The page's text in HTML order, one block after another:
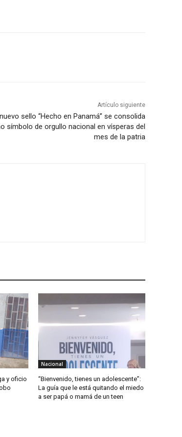
Artículo siguiente
sello “Hecho en Panamá” se consolida
símbolo de orgullo nacional en vísperas del
mes de la patria
y oficio
Nacional
“Bienvenido, tienes un adolescente”:
La guía que le está quitando el miedo
a ser papá o mamá de un teen